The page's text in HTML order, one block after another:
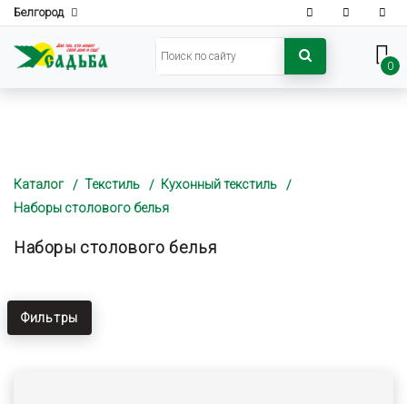
Белгород
0
Каталог Текстиль
Кухонный текстиль
Наборы столового белья
Наборы столового белья
Фильтры